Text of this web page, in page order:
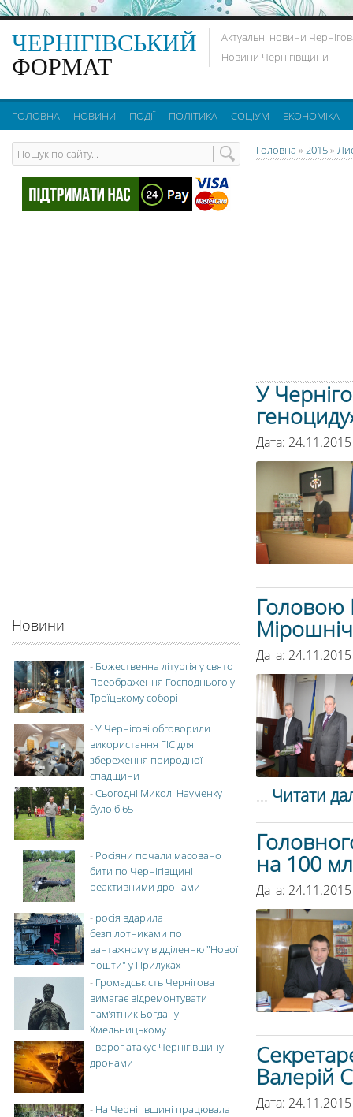
ЧЕРНІГІВСЬКИЙ
ФОРМАТ
Актуальні новини
Новини Чернігівщини
ГОЛОВНА НОВИНИ ПОДІЇ ПОЛІТИКА СОЦІУМ ЕКОНОМІКА
Головна » 2015»
У
Дата:
Головою
Дата:
... Читати
на 100
Дата:
Валерій
Дата:
Новини
- Божественна літургія у свято
Преображення Господнього у
Троїцькому соборі
-У Чернігові обговорили
використання ГІС для
збереження природної
спадщини
-Сьогодні Миколі Науменку
було б 65
- Росіяни почали масовано
бити по Чернігівщині
реактивними дронами
- росія вдарила
безпілотниками по
вантажному відділенню "Нової
пошти" у Прилуках
- Громадськість Чернігова
вимагає відремонтувати
пам’ятник Богдану
Хмельницькому
- ворог атакує Чернігівщину
дронами
- На Чернігівщині працювала